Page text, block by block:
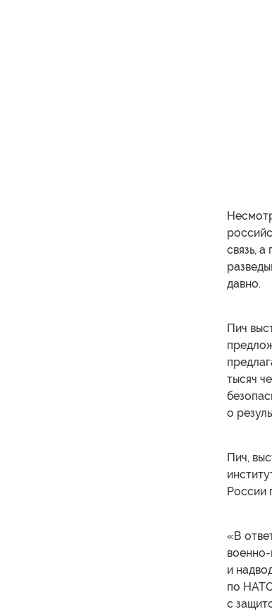
связь,
давно.
Пич
тысяч
о
Пич,
России
«В
и
по НАТО
с